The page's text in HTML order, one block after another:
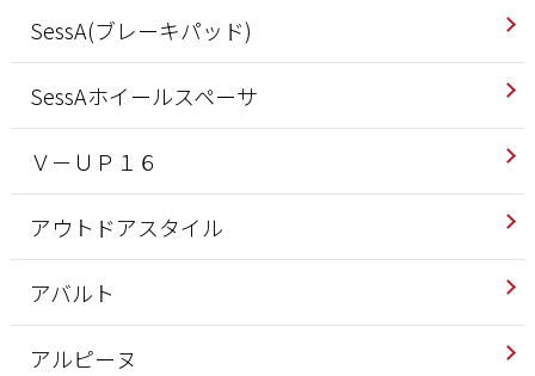
SessA(ブレーキパッド)
SessAホイールスペーサ
Ｖ－ＵＰ１６
アウトドアスタイル
アバルト
アルピーヌ